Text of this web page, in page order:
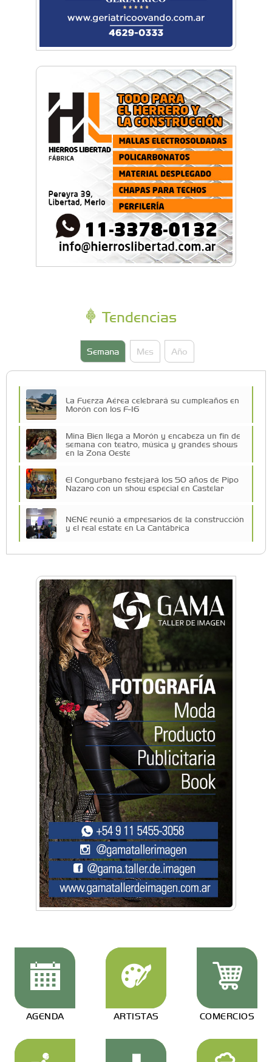
Tendencias
Semana Mes Año
La Fuerza Aérea celebrará su cumpleaños en
Morón con los F-16
Mina Bien llega a Morón y encabeza un fin de
semana con teatro, música y grandes shows
en la Zona Oeste
El Congurbano festejará los 50 años de Pipo
Nazaro con un show especial en Castelar
NENE reunió a empresarios de la construcción
y el real estate en La Cantábrica
La primera vez que Eva Perón voló en avión lo
hizo desde Morón
Mariana Croce: "Hoy las empresas necesitan
un asesoramiento integral para crecer con
seguridad"
Música, teatro, yoga, danza y mucho más:
Conocé todos los talleres para aprender y
disfrutar en la Zona Oeste
AGENDA ARTISTAS COMERCIOS